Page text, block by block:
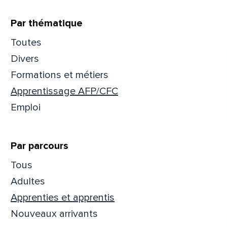
Par thématique
Toutes
Divers
Formations et métiers
Apprentissage AFP/CFC
Emploi
Par parcours
Tous
Adultes
Apprenties et apprentis
Nouveaux arrivants